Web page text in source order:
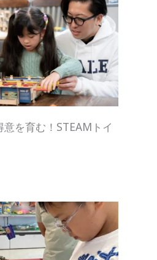
を育む！STEAMトイ